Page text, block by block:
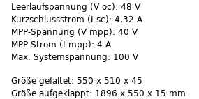
Leerlaufspannung (V oc): 48 V
Kurzschlussstrom (I sc): 4,32 A
MPP-Spannung (V mpp): 40 V
MPP-Strom (I mpp): 4 A
Max. Systemspannung: 100 V
Größe gefaltet: 550 x 510 x 45
Größe aufgeklappt: 1896 x 550 x 15 mm